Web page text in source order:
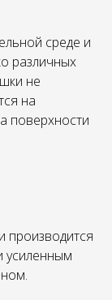
среде и
различных
не
на
поверхности
производится
усиленным